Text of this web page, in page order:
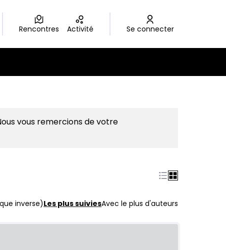
Rencontres Activité Se connecter
vous remercions de votre
inverse)Les plus suiviesAvec le plus d'auteurs